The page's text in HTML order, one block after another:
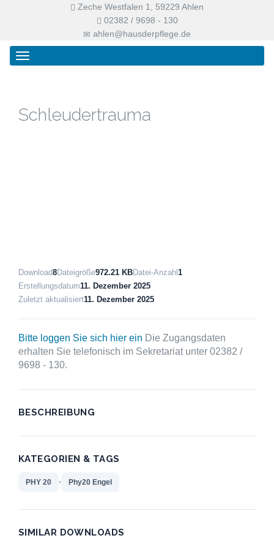
Zeche Westfalen 1, 59229 Ahlen
02382 / 9698 - 130
ahlen@hausderpflege.de
Primary
Menu
Skip
Haus der Pflege
Schleudertrauma
Download8Dateigröße972.21 KBDatei-Anzahl 1
Erstellungsdatum11. Dezember 2025
Zuletzt aktualisiert11. Dezember 2025
Bitte loggen Sie sich hier ein Die Zugangsdaten
erhalten Sie telefonisch im Sekretariat unter 02382 /
9698 - 130.
BESCHREIBUNG
KATEGORIEN & TAGS
PHY 20 , Phy20 Engel
SIMILAR DOWNLOADS